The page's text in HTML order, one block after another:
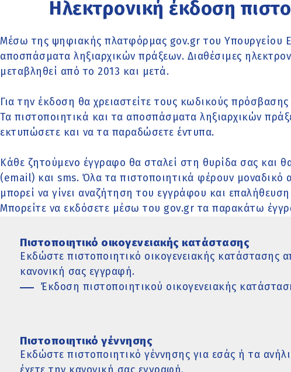
Ηλεκτρονική έκδοση
Μέσω της ψηφιακής πλατφόρμας gov.gr του Υπουργείου
αποσπάσματα ληξιαρχικών πράξεων. Διαθέσιμες
μεταβληθεί από το 2013 και μετά.
Για την έκδοση θα χρειαστείτε τους κωδικούς
Τα πιστοποιητικά και τα αποσπάσματα ληξιαρχικών
εκτυπώσετε και να τα παραδώσετε έντυπα.
Κάθε ζητούμενο έγγραφο θα σταλεί στη θυρίδα σας και
(email) και sms. Όλα τα πιστοποιητικά φέρουν μοναδικό
μπορεί να γίνει αναζήτηση του εγγράφου και
Μπορείτε να εκδόσετε μέσω του gov.gr τα παρακάτω
Πιστοποιητικό οικογενειακής κατάστασης
Εκδώστε πιστοποιητικό οικογενειακής κατάστασης
κανονική σας εγγραφή.
Έκδοση πιστοποιητικού οικογενειακής
Πιστοποιητικό γέννησης
Εκδώστε πιστοποιητικό γέννησης για εσάς ή τα